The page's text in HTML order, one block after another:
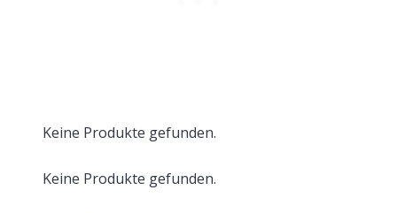
Keine Produkte gefunden.
Keine Produkte gefunden.